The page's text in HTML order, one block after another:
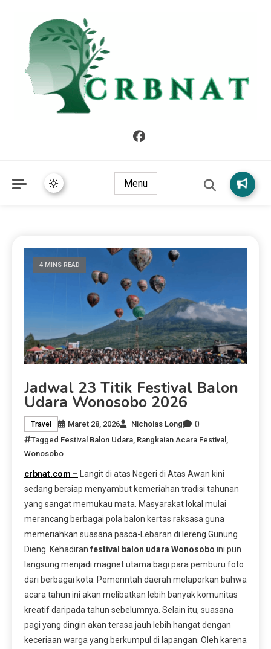
Menu
4 MINS READ
Jadwal 23 Titik Festival Balon
Udara Wonosobo 2026
Travel Maret 28, 2026 Nicholas Long 0
Tagged Festival Balon Udara Rangkaian Acara Festival
Wonosobo
crbnat.com – Langit di atas Negeri di Atas Awan kini
sedang bersiap menyambut kemeriahan tradisi tahunan
yang sangat memukau mata. Masyarakat lokal mulai
merancang berbagai pola balon kertas raksasa guna
memeriahkan suasana pasca-Lebaran di lereng Gunung
Dieng. Kehadiran festival balon udara Wonosobo ini pun
langsung menjadi magnet utama bagi para pemburu foto
dari berbagai kota. Pemerintah daerah melaporkan bahwa
acara tahun ini akan melibatkan lebih banyak komunitas
kreatif daripada tahun sebelumnya. Selain itu, suasana
pagi yang dingin akan terasa jauh lebih hangat dengan
keceriaan warga yang berkumpul di lapangan. Oleh karena